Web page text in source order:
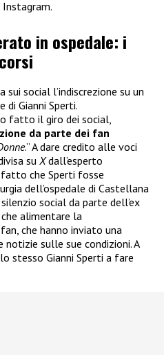
in ospedale: i
social l’indiscrezione su un
di Gianni Sperti.
fatto il giro dei social,
da parte dei fan
.” A dare credito alle voci
su Xdall’esperto
fatto che Sperti fosse
dell’ospedale di Castellana
social da parte dell’ex
alimentare la
che hanno inviato una
notizie sulle sue condizioni. A
stesso Gianni Sperti a fare